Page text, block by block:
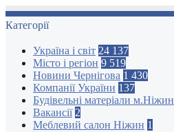
Категорії
Україна і світ 24 137
Місто і регіон 9 519
Новини Чернігова 1 430
Компанії України 137
Будівельні матеріали м.Ніжин
Вакансії 2
Меблевий салон Ніжин 1